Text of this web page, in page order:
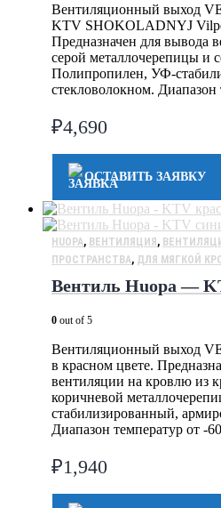
Вентиляционный выход
KTV SHOKOLADNYJ
Предназначен для вывода
серой металлочерепицы и
Полипропилен, УФ-
стекловолокном.
₽4,690
ОСТАВИТЬ ЗАЯВКУ
HUOPA, ВЕНТИЛЯЦИЯ,
ПРОСТРАНСТВА, ДЛЯ МЯГКОЙ
Вентиль Huopa —
0 out of 5
Вентиляционный выход
в красном цвете.
вентиляции на кровлю из
коричневой
стабилизированный,
Диапазон температур от -
₽1,940